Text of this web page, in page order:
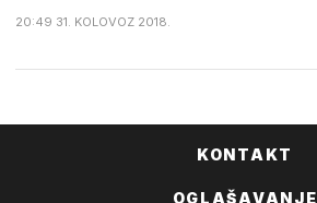
20:49 31. KOLOVOZ 2018.
KONTAKT
OGLAŠAVANJE